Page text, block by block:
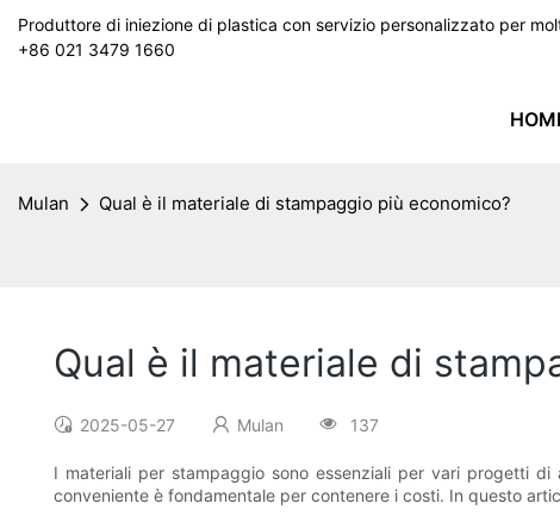
Produttore di iniezione di plastica con servizio personalizzato per
+86 021 3479 1660
Mulan Qual è il materiale di stampaggio più economico?
Qual è il materiale di
2025-05-27 Mulan 137
I materiali per stampaggio sono essenziali per vari progetti
conveniente è fondamentale per contenere i costi. In questo